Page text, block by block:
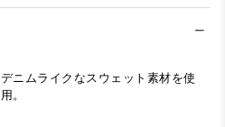
デニムライクなスウェット素材を使
用。